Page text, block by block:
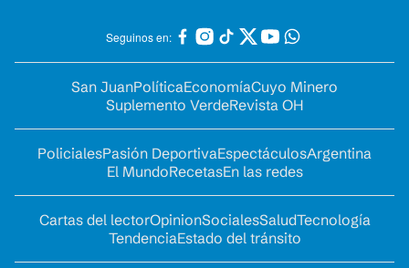
Seguinos en:
San JuanPolíticaEconomíaCuyo Minero
Suplemento VerdeRevista OH
PolicialesPasión DeportivaEspectáculosArgentina
El MundoRecetasEn las redes
Cartas del lectorOpinionSocialesSaludTecnología
TendenciaEstado del tránsito